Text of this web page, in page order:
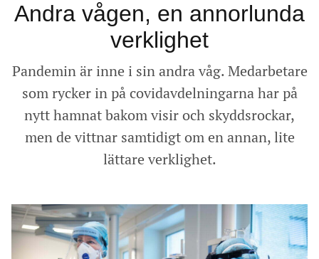
Andra vågen, en annorlunda
verklighet
Pandemin är inne i sin andra våg. Medarbetare
som rycker in på covidavdelningarna har på
nytt hamnat bakom visir och skyddsrockar,
men de vittnar samtidigt om en annan, lite
lättare verklighet.